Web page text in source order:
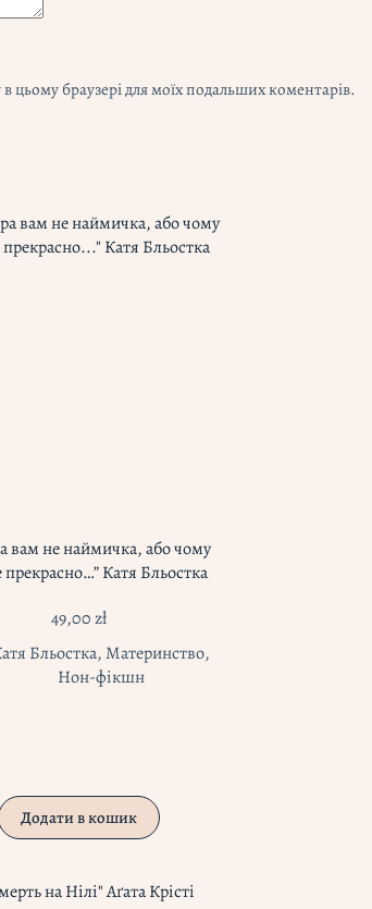
цьому браузері для моїх подальших коментарів.
вам не наймичка, або чому
прекрасно…” Катя Бльостка
49,00zł
Бльостка,Материнство,
Нон-фікшн
Додати в кошик